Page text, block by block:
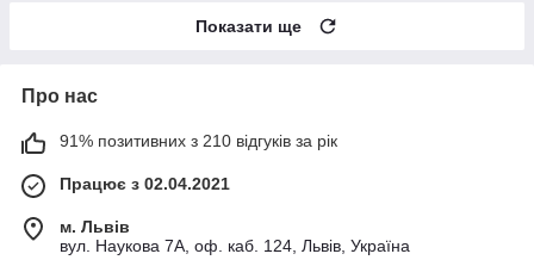
Показати ще
Про нас
91% позитивних з 210 відгуків за рік
Працює з 02.04.2021
м. Львів
вул. Наукова 7А, оф. каб. 124, Львів, Україна